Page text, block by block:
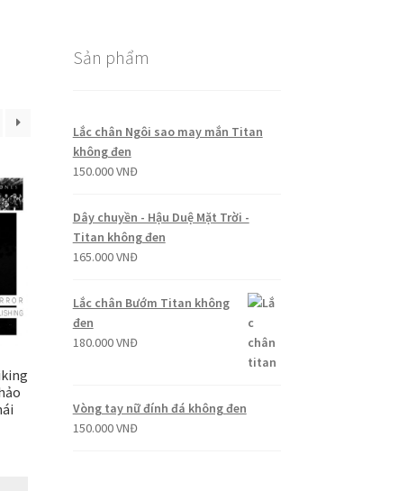
Sản phẩm
Lắc chân Ngôi sao may mắn Titan
không đen
150.000VNĐ
Dây chuyền - Hậu Duệ Mặt Trời -
Titan không đen
165.000VNĐ
Lắc chân Bướm Titan không
đen
180.000VNĐ
Vòng tay nữ đính đá không đen
150.000VNĐ